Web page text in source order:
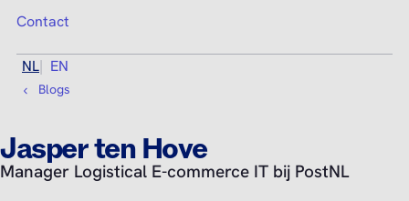
Contact
NL EN
Blogs
Jasper ten Hove
Manager Logistical E-commerce IT bij PostNL